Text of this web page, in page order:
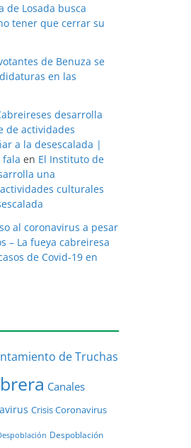
de Losada busca
tener que cerrar su
de Benuza se
en las
desarrolla
de actividades
a la desescalada |
fala en El Instituto de
una
culturales
al coronavirus a pesar
– La fueya cabreiresa
de Covid-19 en
de Truchas
Canales
Crisis Coronavirus
Despoblación